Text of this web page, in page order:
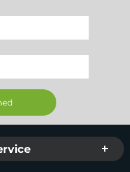
och länkar